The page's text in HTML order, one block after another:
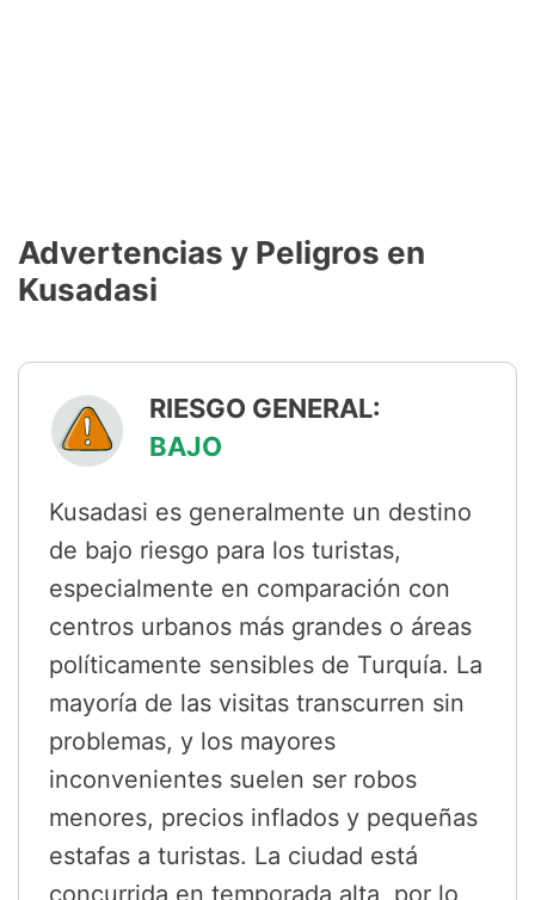
Advertencias y Peligros en
Kusadasi
RIESGO GENERAL:
BAJO
Kusadasi es generalmente un destino
de bajo riesgo para los turistas,
especialmente en comparación con
centros urbanos más grandes o áreas
políticamente sensibles de Turquía. La
mayoría de las visitas transcurren sin
problemas, y los mayores
inconvenientes suelen ser robos
menores, precios inflados y pequeñas
estafas a turistas. La ciudad está
concurrida en temporada alta, por lo